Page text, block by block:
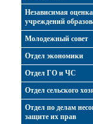
Независимая
учреждений
Молодежный совет
Отдел экономики
Отдел ГО и ЧС
Отдел сельского
Отдел по делам
защите их прав